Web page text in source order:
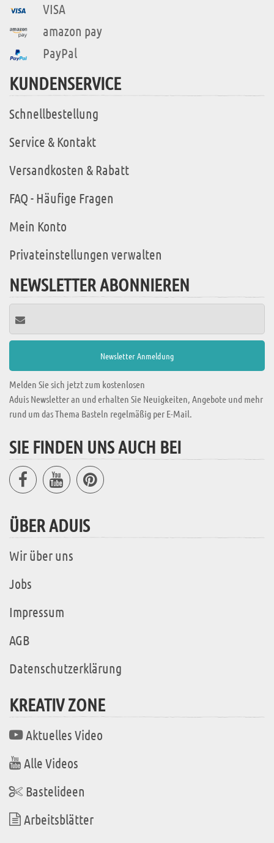
VISA
amazon pay
PayPal
KUNDENSERVICE
Schnellbestellung
Service & Kontakt
Versandkosten & Rabatt
FAQ - Häufige Fragen
Mein Konto
Privateinstellungen verwalten
NEWSLETTER ABONNIEREN
Melden Sie sich jetzt zum kostenlosen
Aduis Newsletter an und erhalten Sie Neuigkeiten, Angebote und mehr
rund um das Thema Basteln regelmäßig per E-Mail.
SIE FINDEN UNS AUCH BEI
ÜBER ADUIS
Wir über uns
Jobs
Impressum
AGB
Datenschutzerklärung
KREATIV ZONE
Aktuelles Video
Alle Videos
Bastelideen
Arbeitsblätter